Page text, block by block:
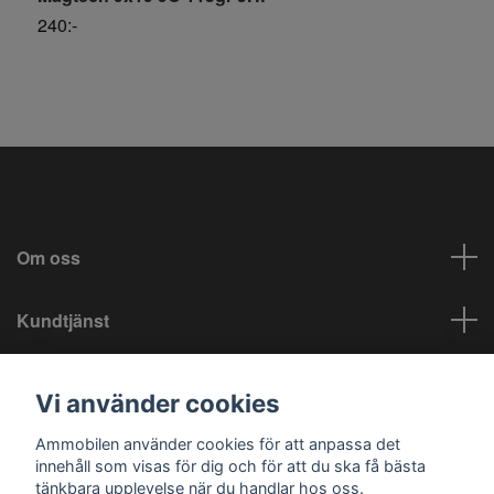
240:-
Om oss
Kundtjänst
Sociala medier
Vi använder cookies
Ammobilen använder cookies för att anpassa det
innehåll som visas för dig och för att du ska få bästa
tänkbara upplevelse när du handlar hos oss.